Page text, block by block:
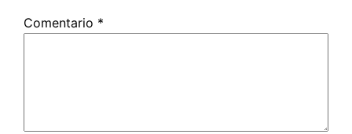
Comentario *